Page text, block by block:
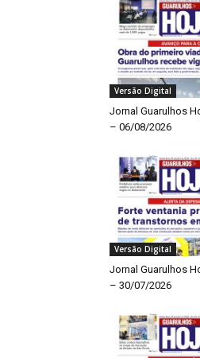
Versão Digital
Jornal Guarulhos
– 06/08/2026
Versão Digital
Jornal Guarulhos
– 30/07/2026